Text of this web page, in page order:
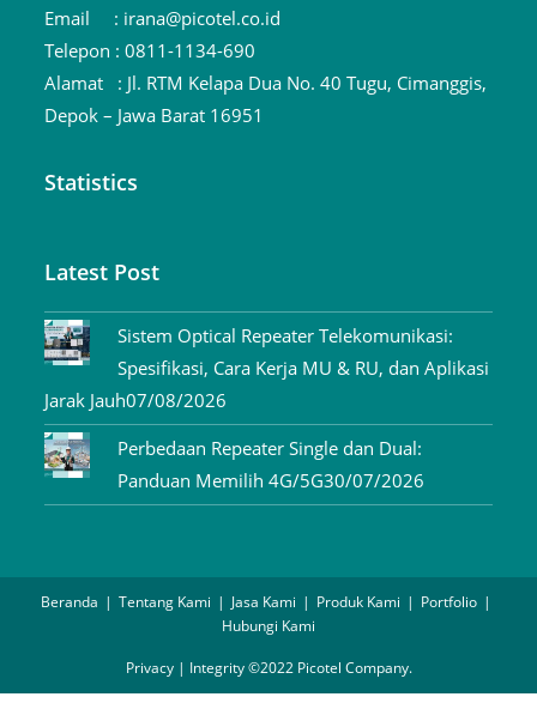
Email : irana@picotel.co.id
Telepon :0811-1134-690
Alamat : Jl. RTM Kelapa Dua No. 40 Tugu, Cimanggis,
Depok – Jawa Barat 16951
Statistics
Latest Post
Sistem Optical Repeater Telekomunikasi:
Spesifikasi, Cara Kerja MU & RU, dan Aplikasi
Jarak Jauh07/08/2026
Perbedaan Repeater Single dan Dual:
Panduan Memilih 4G/5G30/07/2026
Beranda Tentang Kami Jasa Kami Produk Kami
Portfolio
Hubungi Kami
Privacy | Integrity ©2022 Picotel Company.